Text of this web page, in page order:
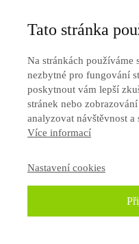
2026
Tato stránka
Na stránkách používáme
nezbytné pro fungování
poskytnout vám lepší
stránek nebo
analyzovat návštěvnost a
Více informací
Nastavení cookies